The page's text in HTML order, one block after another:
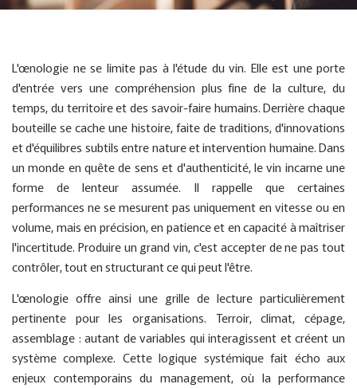
L'œnologie ne se limite pas à l'étude du vin. Elle est une porte
d'entrée vers une compréhension plus fine de la culture, du
temps, du territoire et des savoir-faire humains. Derrière chaque
bouteille se cache une histoire, faite de traditions, d'innovations
et d'équilibres subtils entre nature et intervention humaine. Dans
un monde en quête de sens et d'authenticité, le vin incarne une
forme de lenteur assumée. Il rappelle que certaines
performances ne se mesurent pas uniquement en vitesse ou en
volume, mais en précision, en patience et en capacité à maîtriser
l'incertitude. Produire un grand vin, c'est accepter de ne pas tout
contrôler, tout en structurant ce qui peut l'être.
L'œnologie offre ainsi une grille de lecture particulièrement
pertinente pour les organisations. Terroir, climat, cépage,
assemblage : autant de variables qui interagissent et créent un
système complexe. Cette logique systémique fait écho aux
enjeux contemporains du management, où la performance